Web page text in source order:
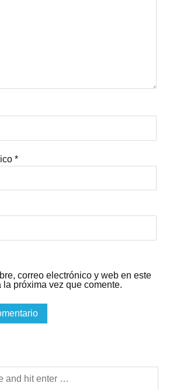
*
correo electrónico y web en este
la próxima vez que comente.